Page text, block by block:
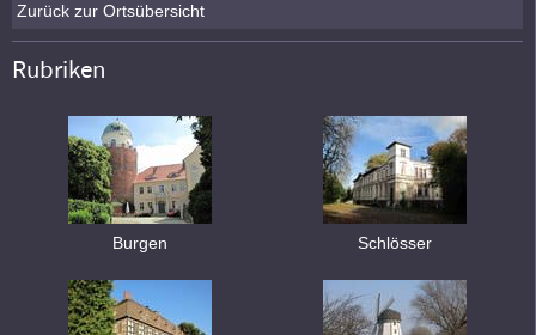
Zurück zur Ortsübersicht
Rubriken
Burgen Schlösser